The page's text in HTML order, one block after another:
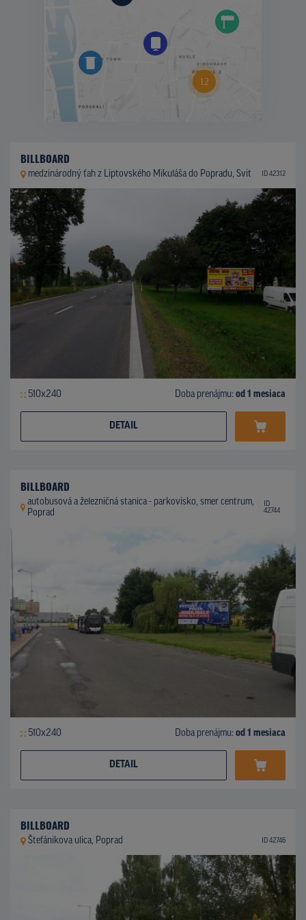
BILLBOARD
medzinárodný ťah z Liptovského Mikuláša do Popradu, Svit ID 42312
510x240 Doba prenájmu: od 1 mesiaca
DETAIL
BILLBOARD
autobusová a železničná stanica - parkovisko, smer centrum,
Poprad
ID
42744
510x240 Doba prenájmu: od 1 mesiaca
DETAIL
BILLBOARD
Štefánikova ulica, Poprad ID 42746